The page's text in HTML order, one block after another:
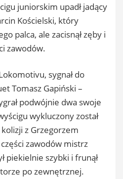
juniorskim upadł jadący
Kościelski, który
palca, ale zacisnął zęby i
zawodów.
sygnał do
Tomasz Gapiński –
podwójnie dwa swoje
wykluczony został
z Grzegorzem
zawodów mistrz
piekielnie szybki i frunął
po zewnętrznej.